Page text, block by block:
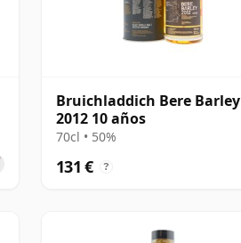
Bruichladdich Bere Barley
2012 10 años
70cl • 50%
131 € ?